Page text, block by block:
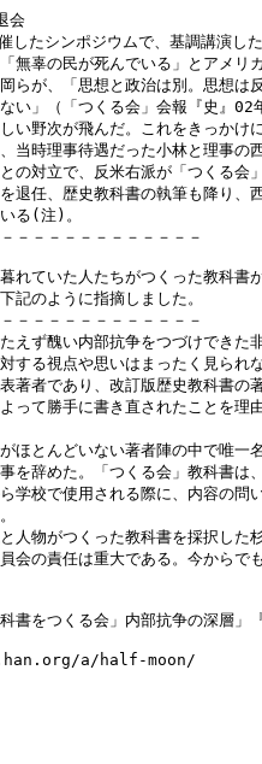
会
たシンポジウムで、基調講演し
無辜の民が死んでいる」とアメリ
らが、「思想と政治は別。思想は
い」（「つくる会」会報『史』02
い野次が飛んだ。これをきっかけ
当時理事待遇だった小林と理事の
の対立で、反米右派が「つくる会
退任、歴史教科書の執筆も降り、
る(注)。
－－－－－－－－－
ていた人たちがつくった教科書
記のように指摘しました。
－－－－－－－－－
えず醜い内部抗争をつづけできた
する視点や思いはまったく見られ
著者であり、改訂版歴史教科書の
って勝手に書き直されたことを理
ほとんどいない著者陣の中で唯一
を辞めた。「つくる会」教科書は
学校で使用される際に、内容の問
人物がつくった教科書を採択した
会の責任は重大である。今からで
科書をつくる会」内部抗争の深層
a/half-moon/